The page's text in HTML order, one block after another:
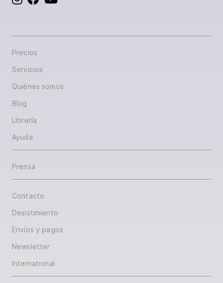
Precios
Servicios
Quiénes somos
Blog
Librería
Ayuda
Prensa
Contacto
Desistimiento
Envíos y pagos
Newsletter
International